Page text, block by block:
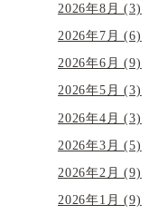
2026年8月 (3)
2026年7月 (6)
2026年6月 (9)
2026年5月 (3)
2026年4月 (3)
2026年3月 (5)
2026年2月 (9)
2026年1月 (9)